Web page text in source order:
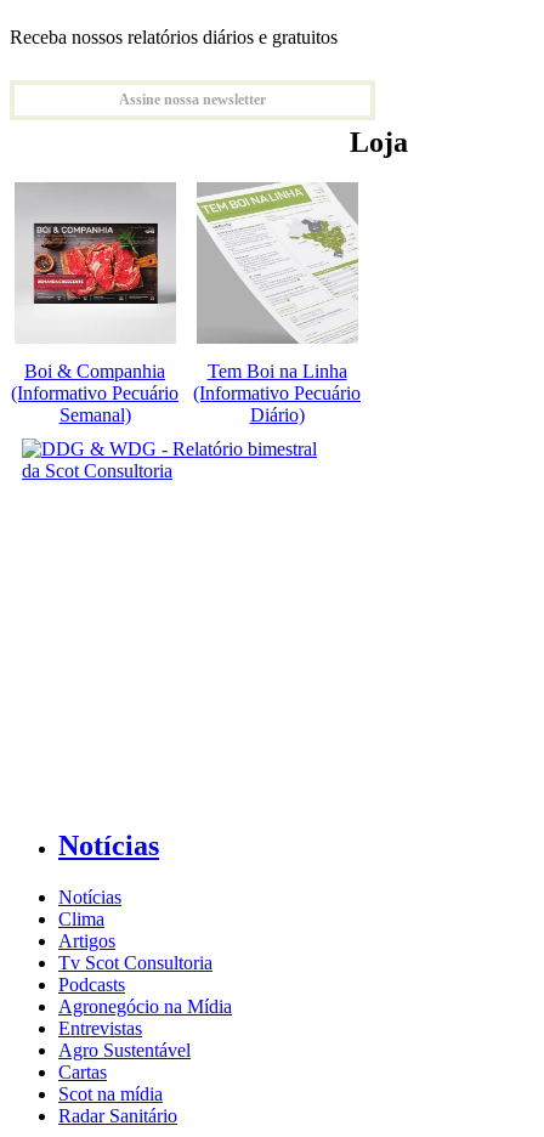
Receba nossos relatórios diários e gratuitos
Assine nossa newsletter
Loja
Boi & Companhia
(Informativo Pecuário
Semanal)
Tem Boi na Linha
(Informativo Pecuário
Diário)
Notícias
Notícias
Clima
Artigos
Tv Scot Consultoria
Podcasts
Agronegócio na Mídia
Entrevistas
Agro Sustentável
Cartas
Scot na mídia
Radar Sanitário